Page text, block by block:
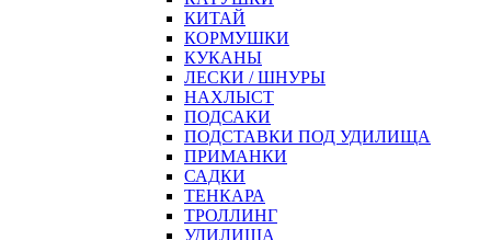
КИТАЙ
КОРМУШКИ
КУКАНЫ
ЛЕСКИ / ШНУРЫ
НАХЛЫСТ
ПОДСАКИ
ПОДСТАВКИ ПОД УДИЛИЩА
ПРИМАНКИ
САДКИ
ТЕНКАРА
ТРОЛЛИНГ
УДИЛИЩА